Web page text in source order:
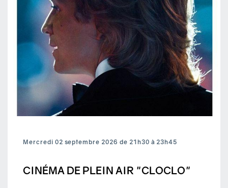
Mercredi 02 septembre 2026 de 21h30 à 23h45
CINÉMA DE PLEIN AIR "CLOCLO"